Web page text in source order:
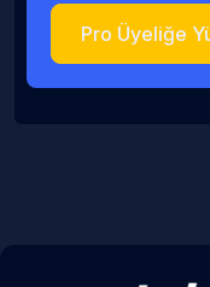
Pro Üyeliğe